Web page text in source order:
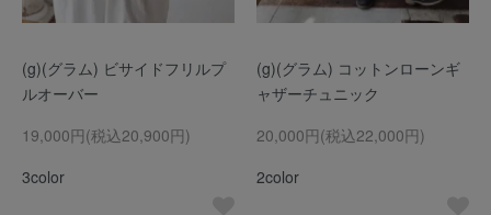
(g)(グラム) ビサイドフリルプ
ルオーバー
19,000円(税込20,900円)
3color
(g)(グラム) コットンローンギ
ャザーチュニック
20,000円(税込22,000円)
2color